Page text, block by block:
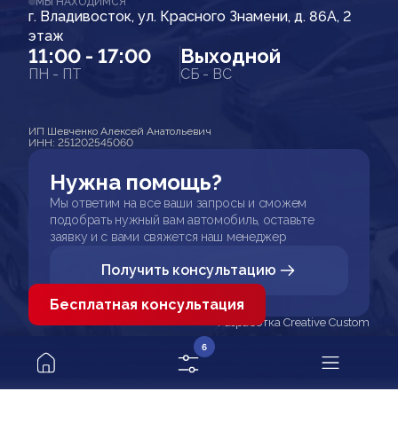
г. Владивосток, ул. Красного Знамени, д. 86А, 2
этаж
11:00 - 17:00
ПН - ПТ
Выходной
СБ - ВС
ИП Шевченко Алексей Анатольевич
ИНН: 251202545060
Нужна помощь?
Мы ответим на все ваши запросы и сможем
подобрать нужный вам автомобиль, оставьте
заявку и с вами свяжется наш менеджер
Получить консультацию
Разработка Creative Custom
6
Бесплатная консультация